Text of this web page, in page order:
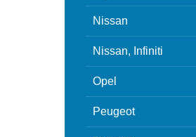
Nissan
Nissan, Infiniti
Opel
Peugeot